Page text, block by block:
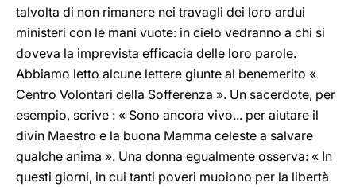
talvolta di non rimanere nei travagli dei loro ardui
ministeri con le mani vuote: in cielo vedranno a chi si
doveva la imprevista efficacia delle loro parole.
Abbiamo letto alcune lettere giunte al benemerito «
Centro Volontari della Sofferenza ». Un sacerdote, per
esempio, scrive : « Sono ancora vivo... per aiutare il
divin Maestro e la buona Mamma celeste a salvare
qualche anima ». Una donna egualmente osserva: « In
questi giorni, in cui tanti poveri muoiono per la libertà